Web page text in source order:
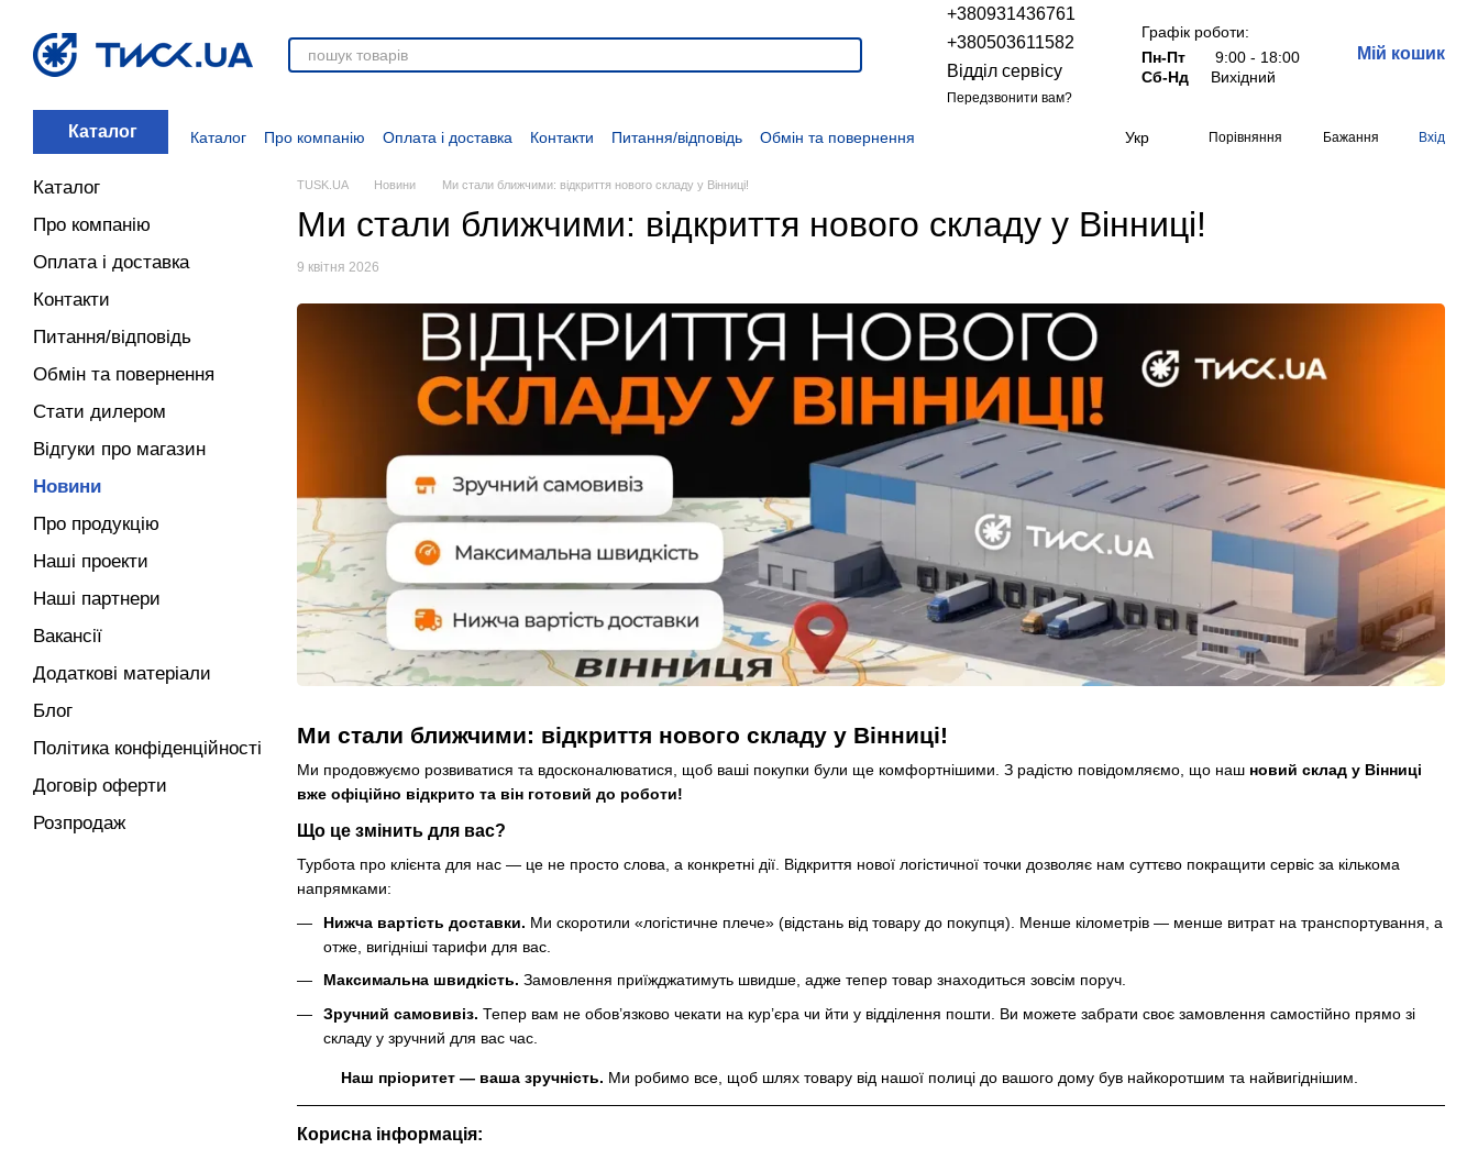
+380931436761
+380503611582
Відділ сервісу
Передзвонити вам?
Графік роботи:
Пн-Пт
9:00 - 18:00
Сб-Нд
Вихідний
Мій кошик
Каталог Каталог Про компанію Оплата і доставка Контакти Питання/відповідь
Обмін та повернення
Додаткові матеріали Блог Політика конфіденційності Договір оферти
Укр Порівняння Бажання Вхід
TUSK.UA Новини Ми стали ближчими: відкриття нового складу у Вінниці!
Ми стали ближчими: відкриття нового складу у Вінниці!
9 квітня 2026
Ми стали ближчими: відкриття нового складу у Вінниці!
Ми продовжуємо розвиватися та вдосконалюватися, щоб ваші покупки були ще комфортнішими. З радістю повідомляємо, що наш новий склад у Вінниці
вже офіційно відкрито та він готовий до роботи!
Що це змінить для вас?
Турбота про клієнта для нас — це не просто слова, а конкретні дії. Відкриття нової логістичної точки дозволяє нам суттєво покращити сервіс за кількома
напрямками:
Нижча вартість доставки. Ми скоротили «логістичне плече» (відстань від товару до покупця). Менше кілометрів — менше витрат на транспортування, а
отже, вигідніші тарифи для вас.
Максимальна швидкість. Замовлення приїжджатимуть швидше, адже тепер товар знаходиться зовсім поруч.
Зручний самовивіз. Тепер вам не обов’язково чекати на кур’єра чи йти у відділення пошти. Ви можете забрати своє замовлення самостійно прямо зі
складу у зручний для вас час.
Наш пріоритет — ваша зручність. Ми робимо все, щоб шлях товару від нашої полиці до вашого дому був найкоротшим та найвигіднішим.
Корисна інформація:
Каталог
Про компанію
Оплата і доставка
Контакти
Питання/відповідь
Обмін та повернення
Стати дилером
Відгуки про магазин
Новини
Про продукцію
Наші проекти
Наші партнери
Вакансії
Додаткові матеріали
Блог
Політика конфіденційності
Договір оферти
Розпродаж